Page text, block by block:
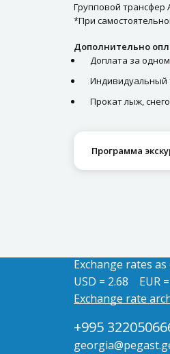
Групповой трансфер
*При
Дополнительно
Доплата за
Индивидуальный
Прокат лыж,
Программа
Exchange rates
USD = 2.68
EUR
Exchange rate
+995